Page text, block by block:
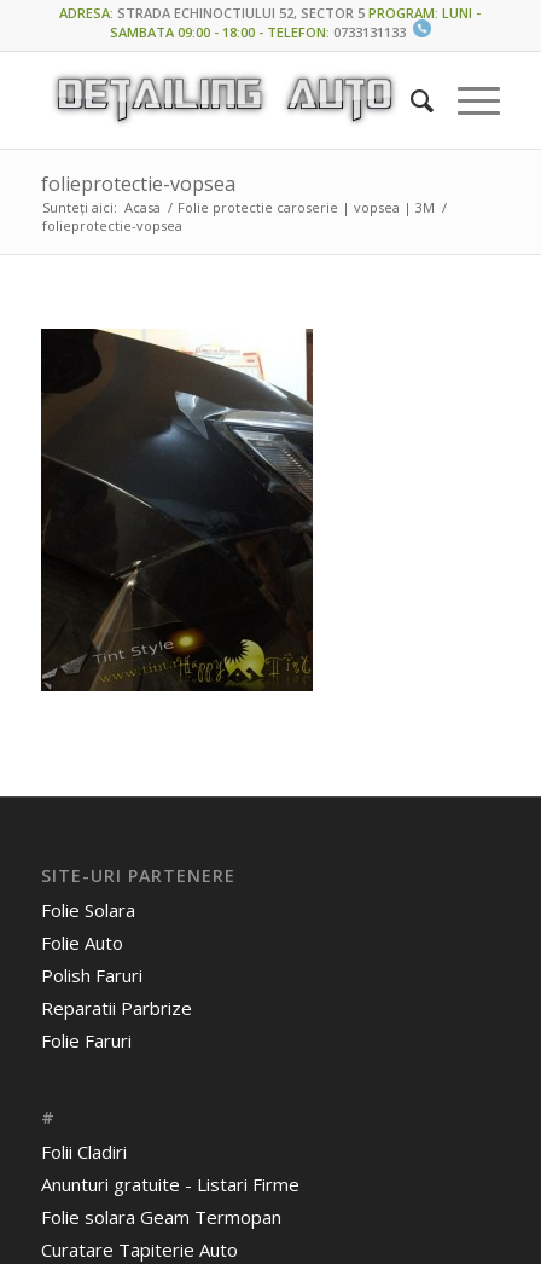
ADRESA:STRADA ECHINOCTIULUI 52, SECTOR 5 PROGRAM: LUNI -
SAMBATA 09:00 - 18:00 - TELEFON: 0733131133
folieprotectie-vopsea
Sunteți aici: Acasa / Folie protectie caroserie | vopsea | 3M /
folieprotectie-vopsea
SITE-URI PARTENERE
Folie Solara
Folie Auto
Polish Faruri
Reparatii Parbrize
Folie Faruri
#
Folii Cladiri
Anunturi gratuite - Listari Firme
Folie solara Geam Termopan
Curatare Tapiterie Auto